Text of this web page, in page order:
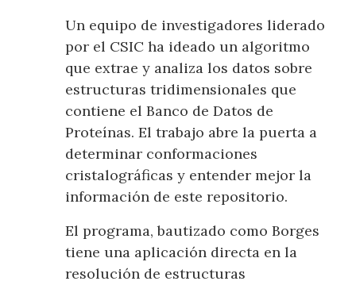
Un equipo de investigadores liderado
por el CSIC ha ideado un algoritmo
que extrae y analiza los datos sobre
estructuras tridimensionales que
contiene el Banco de Datos de
Proteínas. El trabajo abre la puerta a
determinar conformaciones
cristalográficas y entender mejor la
información de este repositorio.
El programa, bautizado como Borges
tiene una aplicación directa en la
resolución de estructuras